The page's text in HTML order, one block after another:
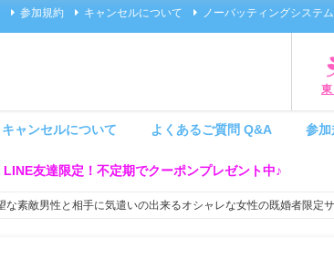
参加規約 キャンセルについて ノーバッティングシステム
キャンセルについて よくあるご質問 Q&A 参加
LINE友達限定！不定期でクーポンプレゼント中♪
素敵男性と相手に気遣いの出来るオシャレな女性の既婚者限定サ